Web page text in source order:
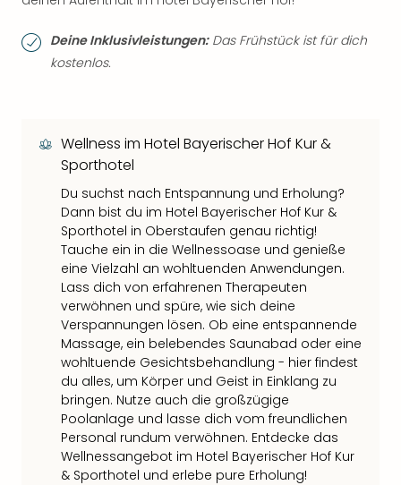
Deine Inklusivleistungen:Das Frühstück ist für dich
kostenlos.
Wellness im Hotel Bayerischer Hof Kur &
Sporthotel
Du suchst nach Entspannung und Erholung?
Dann bist du im Hotel Bayerischer Hof Kur &
Sporthotel in Oberstaufen genau richtig!
Tauche ein in die Wellnessoase und genieße
eine Vielzahl an wohltuenden Anwendungen.
Lass dich von erfahrenen Therapeuten
verwöhnen und spüre, wie sich deine
Verspannungen lösen. Ob eine entspannende
Massage, ein belebendes Saunabad oder eine
wohltuende Gesichtsbehandlung - hier findest
du alles, um Körper und Geist in Einklang zu
bringen. Nutze auch die großzügige
Poolanlage und lasse dich vom freundlichen
Personal rundum verwöhnen. Entdecke das
Wellnessangebot im Hotel Bayerischer Hof Kur
& Sporthotel und erlebe pure Erholung!